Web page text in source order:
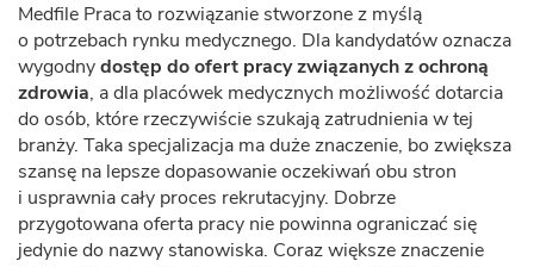
Medfile Praca to rozwiązanie stworzone z myślą
o potrzebach rynku medycznego. Dla kandydatów oznacza
wygodnydostęp do ofert pracy związanych z ochroną
zdrowia, a dla placówek medycznych możliwość dotarcia
do osób, które rzeczywiście szukają zatrudnienia w tej
branży. Taka specjalizacja ma duże znaczenie, bo zwiększa
szansę na lepsze dopasowanie oczekiwań obu stron
i usprawnia cały proces rekrutacyjny. Dobrze
przygotowana oferta pracy nie powinna ograniczać się
jedynie do nazwy stanowiska. Coraz większe znaczenie